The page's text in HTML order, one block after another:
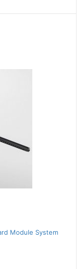
Module System